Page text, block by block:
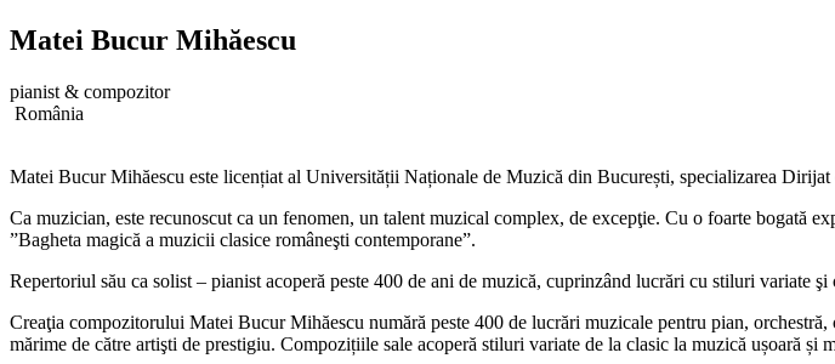
Matei Bucur Mihăescu
pianist & compozitor
România
Matei Bucur Mihăescu este licențiat al Universității Naționale de Muzică din București, specializarea
Ca muzician, este recunoscut ca un fenomen, un talent muzical complex, de excepţie. Cu o foarte bogată
”Bagheta magică a muzicii clasice româneşti contemporane”.
Repertoriul său ca solist – pianist acoperă peste 400 de ani de muzică, cuprinzând lucrări cu stiluri
Creaţia compozitorului Matei Bucur Mihăescu numără peste 400 de lucrări muzicale pentru pian,
mărime de către artişti de prestigiu. Compozițiile sale acoperă stiluri variate de la clasic la muzică ușoară și